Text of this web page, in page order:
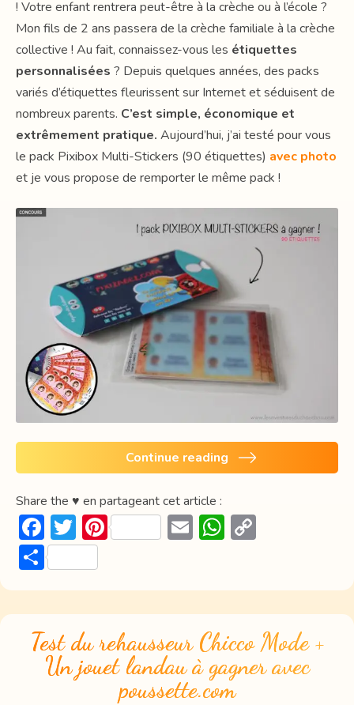
! Votre enfant rentrera peut-être à la crèche ou à l’école ?
Mon fils de 2 ans passera de la crèche familiale à la crèche
collective ! Au fait, connaissez-vous les étiquettes
personnalisées ? Depuis quelques années, des packs
variés d’étiquettes fleurissent sur Internet et séduisent de
nombreux parents. C’est simple, économique et
extrêmement pratique. Aujourd’hui, j’ai testé pour vous
le pack Pixibox Multi-Stickers (90 étiquettes) avec photo
et je vous propose de remporter le même pack !
Continue reading
Share the ♥ en partageant cet article :
F
ac
e
o
ok
T
w
itt
Pi
st
E W
A
p
p
Li
n
k
P
ar
ta
g
er
Test du rehausseur Chicco Mode +
Un jouet landau à gagner avec
poussette.com